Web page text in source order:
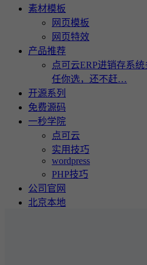
素材模板
网页模板
网页特效
产品推荐
点可云ERP进销存系
任你选，还不赶…
开源系列
免费源码
一秒学院
点可云
实用技巧
wordpress
PHP技巧
公司官网
北京本地